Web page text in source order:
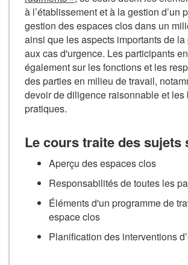
à l’établissement et à la gestion d’un
gestion des espaces clos dans un
ainsi que les aspects importants de la
aux cas d'urgence. Les participants
également sur les fonctions et les
des parties en milieu de travail,
devoir de diligence raisonnable et les
pratiques.
Le cours traite des sujets
Aperçu des espaces clos
Responsabilités de toutes les
Éléments d'un programme de
espace clos
Planification des interventions